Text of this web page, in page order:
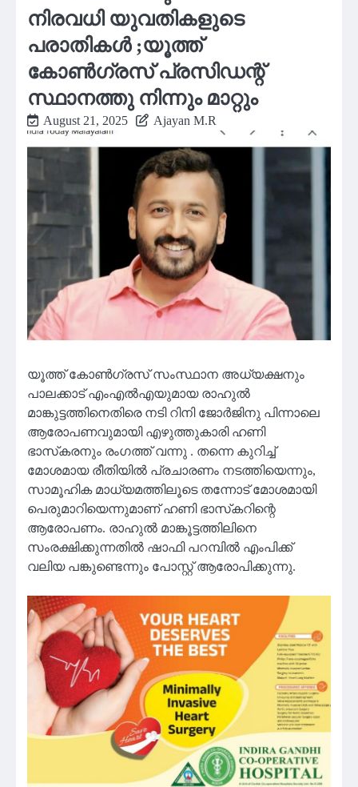
നിരവധി യുവതികളുടെ
പരാതികൾ ;യൂത്ത്
കോൺഗ്രസ് പ്രസിഡന്റ്
സ്ഥാനത്തു നിന്നും മാറ്റും
August 21, 2025 Ajayan M.R
യൂത്ത് കോണ്‍ഗ്രസ് സംസ്ഥാന അധ്യക്ഷനും
പാലക്കാട് എംഎല്‍എയുമായ രാഹുല്‍
മാങ്കുട്ടത്തിനെതിരെ നടി റിനി ജോർജിനു പിന്നാലെ
ആരോപണവുമായി എഴുത്തുകാരി ഹണി
ഭാസ്‌കരനും രംഗത്ത് വന്നു . തന്നെ കുറിച്ച്
മോശമായ രീതിയില്‍ പ്രചാരണം നടത്തിയെന്നും,
സാമൂഹിക മാധ്യമത്തിലൂടെ തന്നോട് മോശമായി
പെരുമാറിയെന്നുമാണ് ഹണി ഭാസ്‌കറിന്റെ
ആരോപണം. രാഹുല്‍ മാങ്കൂട്ടത്തിലിനെ
സംരക്ഷിക്കുന്നതില്‍ ഷാഫി പറമ്പില്‍ എംപിക്ക്
വലിയ പങ്കുണ്ടെന്നും പോസ്റ്റ് ആരോപിക്കുന്നു.